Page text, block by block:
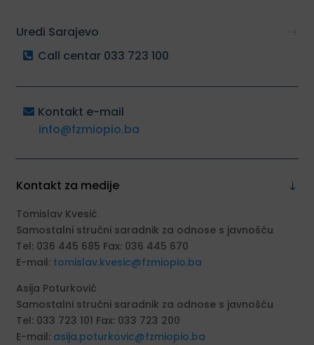
Uredi Sarajevo
Call centar 033 723 100
Kontakt e-mail
info@fzmiopio.ba
Kontakt za medije
Tomislav Kvesić
Samostalni stručni saradnik za odnose s javnošću
Tel: 036 445 685 Fax: 036 445 670
E-mail: tomislav.kvesic@fzmiopio.ba
Asija Poturković
Samostalni stručni saradnik za odnose s javnošću
Tel: 033 723 101 Fax: 033 723 200
E-mail: asija.poturkovic@fzmiopio.ba